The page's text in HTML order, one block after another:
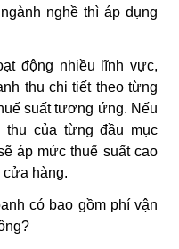
nghề thì áp dụng
động nhiều lĩnh vực,
thu chi tiết theo từng
suất tương ứng. Nếu
thu của từng đầu mục
áp mức thuế suất cao
cửa hàng.
có bao gồm phí vận